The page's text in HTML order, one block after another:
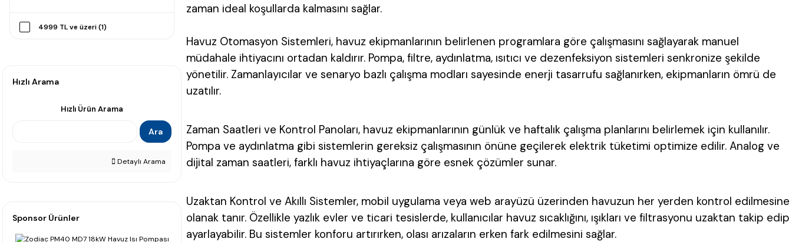
4999 TL ve üzeri (1)
Hızlı Arama
Hızlı Ürün Arama
Ara
Detaylı Arama
Sponsor Ürünler
zaman ideal koşullarda kalmasını sağlar.
Havuz Otomasyon Sistemleri, havuz ekipmanlarının belirlenen programlara göre çalışmasını sağlayarak manuel
müdahale ihtiyacını ortadan kaldırır. Pompa, filtre, aydınlatma, ısıtıcı ve dezenfeksiyon sistemleri senkronize şekilde
yönetilir. Zamanlayıcılar ve senaryo bazlı çalışma modları sayesinde enerji tasarrufu sağlanırken, ekipmanların ömrü de
uzatılır.
Zaman Saatleri ve Kontrol Panoları, havuz ekipmanlarının günlük ve haftalık çalışma planlarını belirlemek için kullanılır.
Pompa ve aydınlatma gibi sistemlerin gereksiz çalışmasının önüne geçilerek elektrik tüketimi optimize edilir. Analog ve
dijital zaman saatleri, farklı havuz ihtiyaçlarına göre esnek çözümler sunar.
Uzaktan Kontrol ve Akıllı Sistemler, mobil uygulama veya web arayüzü üzerinden havuzun her yerden kontrol edilmesine
olanak tanır. Özellikle yazlık evler ve ticari tesislerde, kullanıcılar havuz sıcaklığını, ışıkları ve filtrasyonu uzaktan takip edip
ayarlayabilir. Bu sistemler konforu artırırken, olası arızaların erken fark edilmesini sağlar.